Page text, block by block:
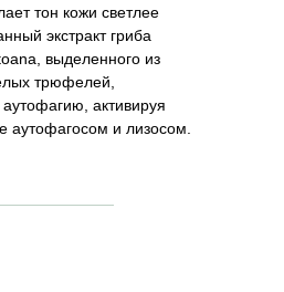
тон кожи светлее
экстракт гриба
выделенного из
трюфелей,
активируя
аутофагосом и лизосом.